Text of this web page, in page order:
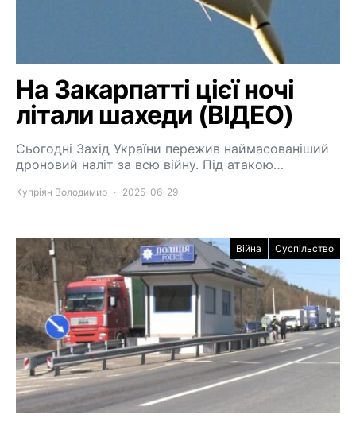
На Закарпатті цієї ночі
літали шахеди (ВІДЕО)
Сьогодні Захід України пережив наймасованіший
дроновий наліт за всю війну. Під атакою…
Купріян Володимир 2025-06-29
Війна Суспільство